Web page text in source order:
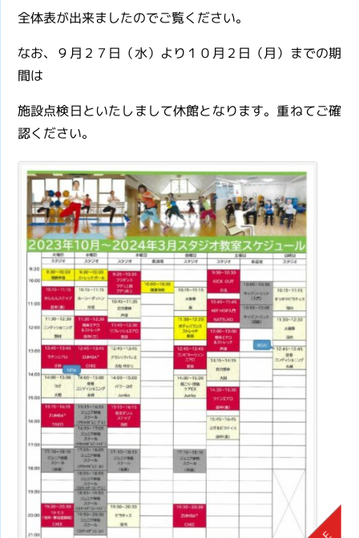
全体表が出来ましたのでご覧ください。
なお、９月２７日（水）より１０月２日（月）までの期
間は
施設点検日といたしまして休館となります。重ねてご確
認ください。